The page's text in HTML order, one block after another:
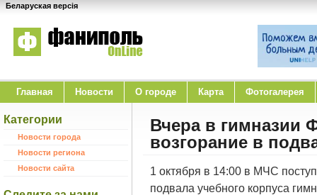
Беларуская версія
Главная Новости O городе Карта Фотогалерея
Категории
Новости города
Новости региона
Новости сайта
Вчера в гимназии
возгорание в
1 октября в 14:00 в МЧС
подвала учебного корпуса